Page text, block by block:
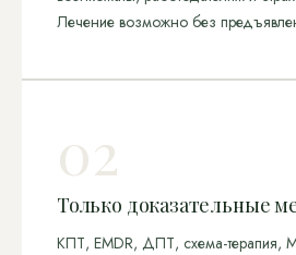
Лечение возможно без
02
Только доказательные
КПТ, EMDR, ДПТ, схема-терапия,